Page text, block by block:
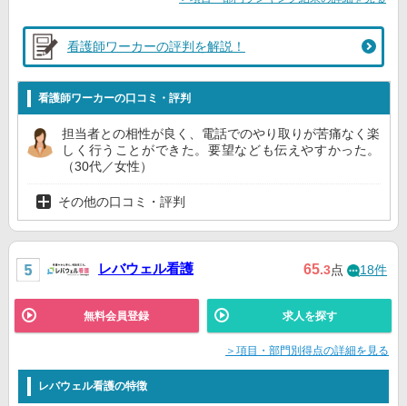
看護師ワーカーの評判を解説！
看護師ワーカーの口コミ・評判
担当者との相性が良く、電話でのやり取りが苦痛なく楽
しく行うことができた。要望なども伝えやすかった。
（30代／女性）
その他の口コミ・評判
レバウェル看護 65.3点 18件
無料会員登録 求人を探す
＞項目・部門別得点の詳細を見る
レバウェル看護の特徴